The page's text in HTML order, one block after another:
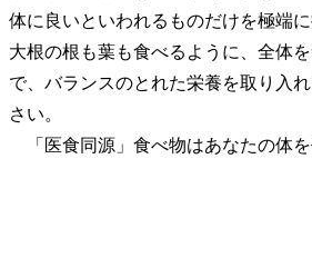
体に良いといわれるものだけを極端に
大根の根も葉も食べるように、全体
で、バランスのとれた栄養を取り入
さい。
「医食同源」食べ物はあなたの体を